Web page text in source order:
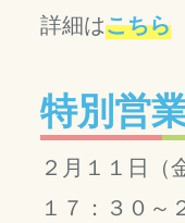
詳細はこちら
特別営
２月１１日（
１７：３０～